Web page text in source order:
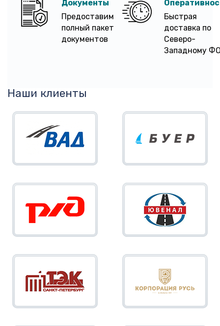
Документы
Предоставим
полный пакет
документов
Быстрая
доставка по
Северо-
Западному
Наши клиенты